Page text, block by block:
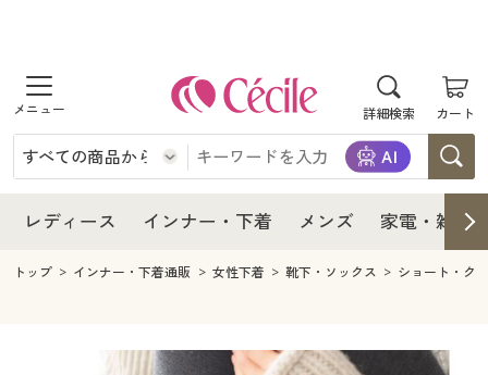
詳細検索 カート
商品を探す
レディース
レディースファッション
インナー・下着
インナー・下着通販すべて
メンズ
レディース インナー・下着 メンズ 家電・雑貨
レディース
レディース通販すべて
レディースファッション
インナー・下着
インナー・下着通販すべて
メンズ
トップ インナー・下着通販 女性下着 靴下・ソックス ショート・ク